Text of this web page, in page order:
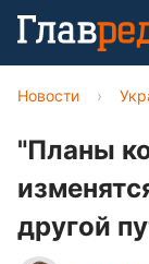
Новости ›
"Планы
другой